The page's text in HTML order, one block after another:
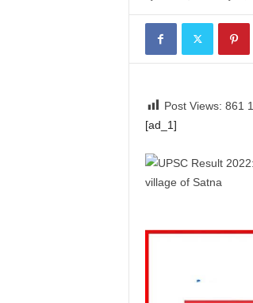
Post Views: 861
[ad_1]